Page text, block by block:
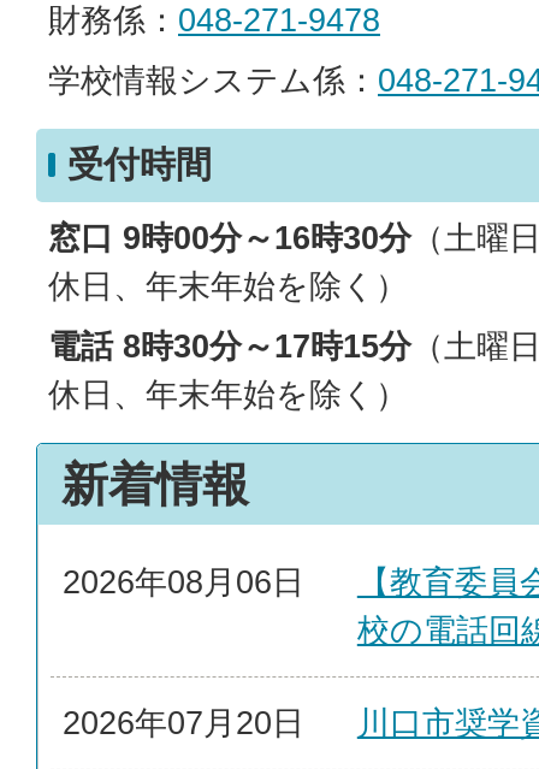
財務係： 048-271-9478
学校情報システム係： 048-271-
受付時間
窓口 9時00分～16時30分（土曜
休日、年末年始を除く）
電話 8時30分～17時15分（土曜
休日、年末年始を除く）
新着情報
2026年08月06日
【教育委
校の電話回
2026年07月20日 川口市奨学